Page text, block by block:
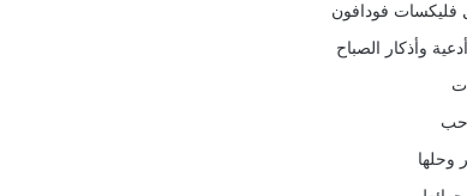
فليكسات فودافون
وأذكار الصباح
وحلها